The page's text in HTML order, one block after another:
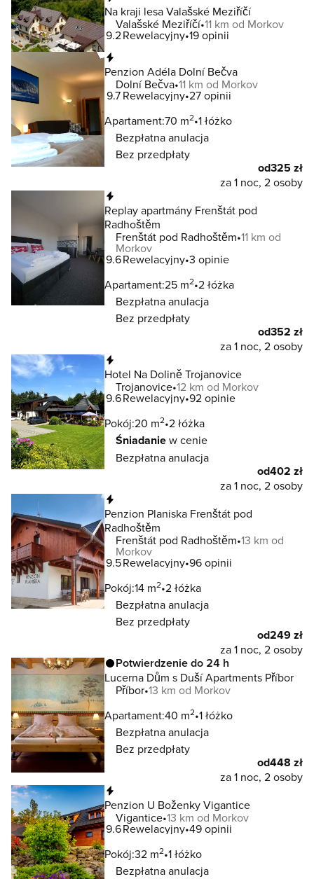
Na kraji lesa Valašské Meziříčí
Valašské Meziříčí 11 km od Morkov
9.2Rewelacyjny 19 opinii
Penzion Adéla Dolní Bečva
Dolní Bečva 11 km od Morkov
9.7Rewelacyjny 27 opinii
Apartament:70 m2 1 łóżko
Bezpłatna anulacja
Bez przedpłaty
od325 zł
za 1 noc, 2 osoby
Replay apartmány Frenštát pod
Radhoštěm
Frenštát pod Radhoštěm 11 km od
Morkov
9.6Rewelacyjny 3 opinie
Apartament:25 m2 2 łóżka
Bezpłatna anulacja
Bez przedpłaty
od352 zł
za 1 noc, 2 osoby
Hotel Na Dolině Trojanovice
Trojanovice 12 km od Morkov
9.6Rewelacyjny 92 opinie
Pokój:20 m2 2 łóżka
Śniadaniew cenie
Bezpłatna anulacja
od402 zł
za 1 noc, 2 osoby
Penzion Planiska Frenštát pod
Radhoštěm
Frenštát pod Radhoštěm 13 km od
Morkov
9.5Rewelacyjny 96 opinii
Pokój:14 m2 2 łóżka
Bezpłatna anulacja
Bez przedpłaty
od249 zł
za 1 noc, 2 osoby
Potwierdzenie do 24 h
Lucerna Dům s Duší Apartments Příbor
Příbor 13 km od Morkov
Apartament:40 m2 1 łóżko
Bezpłatna anulacja
Bez przedpłaty
od448 zł
za 1 noc, 2 osoby
Penzion U Boženky Vigantice
Vigantice 13 km od Morkov
9.6Rewelacyjny 49 opinii
Pokój:32 m2 1 łóżko
Bezpłatna anulacja